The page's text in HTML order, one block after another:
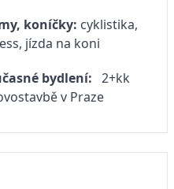
koníčky: cyklistika,
jízda na koni
bydlení: 2+kk
v Praze